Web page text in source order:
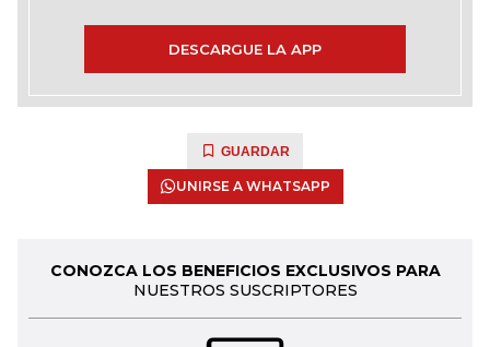
DESCARGUE LA APP
GUARDAR
UNIRSE A WHATSAPP
CONOZCA LOS BENEFICIOS EXCLUSIVOS PARA
NUESTROS SUSCRIPTORES